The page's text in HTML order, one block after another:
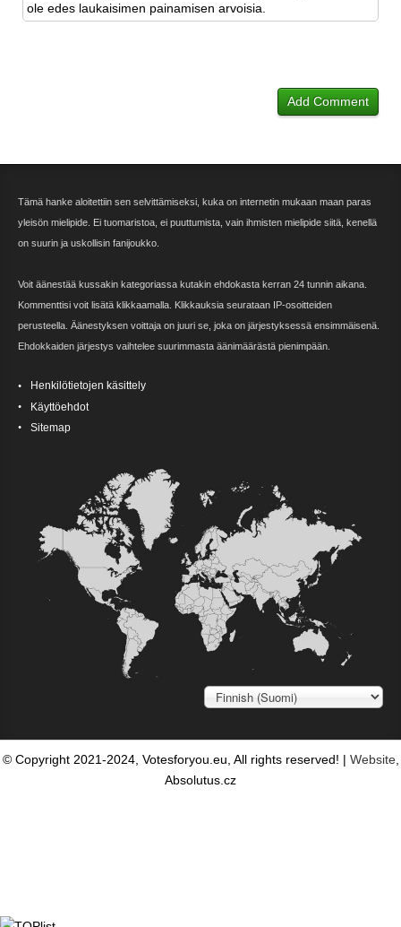
ole edes laukaisimen painamisen arvoisia.
Add Comment
Tämä hanke aloitettiin sen selvittämiseksi, kuka on internetin mukaan maan paras
yleisön mielipide. Ei tuomaristoa, ei puuttumista, vain ihmisten mielipide siitä, kenellä
on suurin ja uskollisin fanijoukko.
Voit äänestää kussakin kategoriassa kutakin ehdokasta kerran 24 tunnin aikana.
Kommenttisi voit lisätä klikkaamalla. Klikkauksia seurataan IP-osoitteiden
perusteella. Äänestyksen voittaja on juuri se, joka on järjestyksessä ensimmäisenä.
Ehdokkaiden järjestys vaihtelee suurimmasta äänimäärästä pienimpään.
Henkilötietojen käsittely
Käyttöehdot
Sitemap
©Copyright 2021-2024, Votesforyou.eu, All rights reserved! | Website,
Absolutus.cz